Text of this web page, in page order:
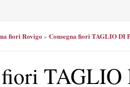
fiori Rovigo » Consegna fiori TAGLIO DI
fiori TAGLIO